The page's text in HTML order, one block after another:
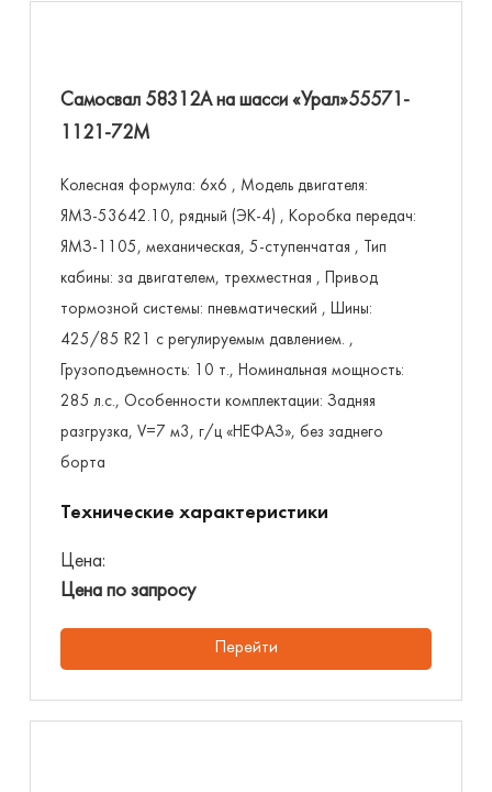
Самосвал 58312А на шасси «Урал»55571-
1121-72М
Колесная формула: 6х6 , Модель двигателя:
ЯМЗ-53642.10, рядный (ЭК-4) , Коробка передач:
ЯМЗ-1105, механическая, 5-ступенчатая , Тип
кабины: за двигателем, трехместная , Привод
тормозной системы: пневматический , Шины:
425/85 R21 с регулируемым давлением. ,
Грузоподъемность: 10 т., Номинальная мощность:
285 л.с., Особенности комплектации: Задняя
разгрузка, V=7 м3, г/ц «НЕФАЗ», без заднего
борта
Технические характеристики
Цена:
Цена по запросу
Перейти